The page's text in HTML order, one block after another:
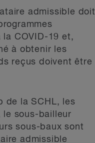
admissible doit
COVID-19 et,
à obtenir les
reçus doivent être
de la SCHL, les
le sous-bailleur
sous-baux sont
admissible